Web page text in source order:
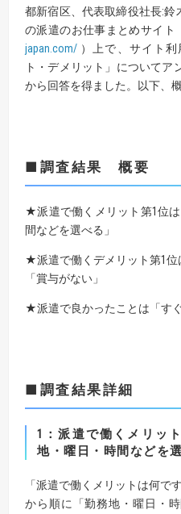
都新宿区、代表取締役社長:鈴
の派遣のお仕事まとめサイト
japan.com/ ）上で、サイト
ト・デメリット」についてア
から回答を得ました。以下、
■ 調査結果 概要
★派遣で働くメリット第1位
間などを選べる」
★派遣で働くデメリット第1
「賞与がない」
★派遣で良かったことは「す
■調査結果詳細
1：派遣で働くメリッ
地・曜日・時間などを
「派遣で働くメリットは何で
から順に「勤務地・曜日・